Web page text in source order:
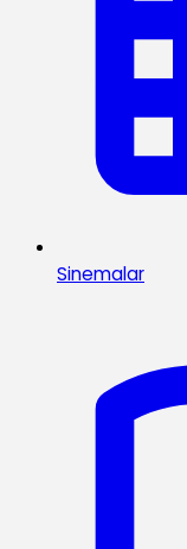
Sinemalar